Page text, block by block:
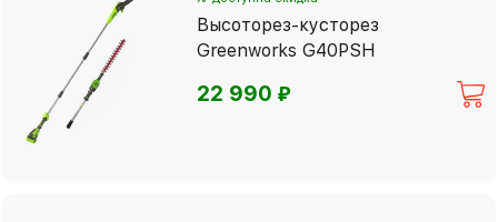
Высоторез-кусторез
Greenworks G40PSH
22 990⃏